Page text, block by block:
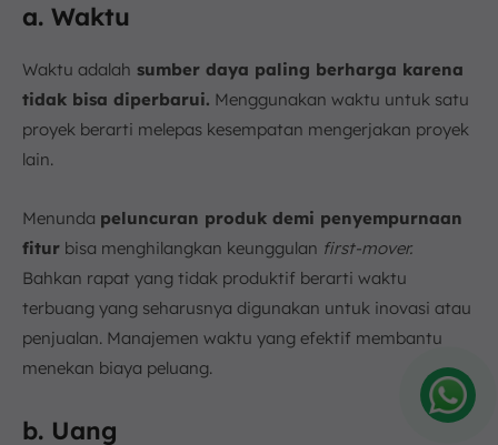
a. Waktu
Waktu adalah sumber daya paling berharga karena
tidak bisa diperbarui. Menggunakan waktu untuk satu
proyek berarti melepas kesempatan mengerjakan proyek
lain.
Menunda peluncuran produk demi penyempurnaan
fitur bisa menghilangkan keunggulan first-mover.
Bahkan rapat yang tidak produktif berarti waktu
terbuang yang seharusnya digunakan untuk inovasi atau
penjualan. Manajemen waktu yang efektif membantu
menekan biaya peluang.
b. Uang